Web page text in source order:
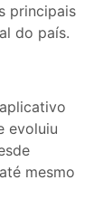
principais
do país.
evoluiu
mesmo